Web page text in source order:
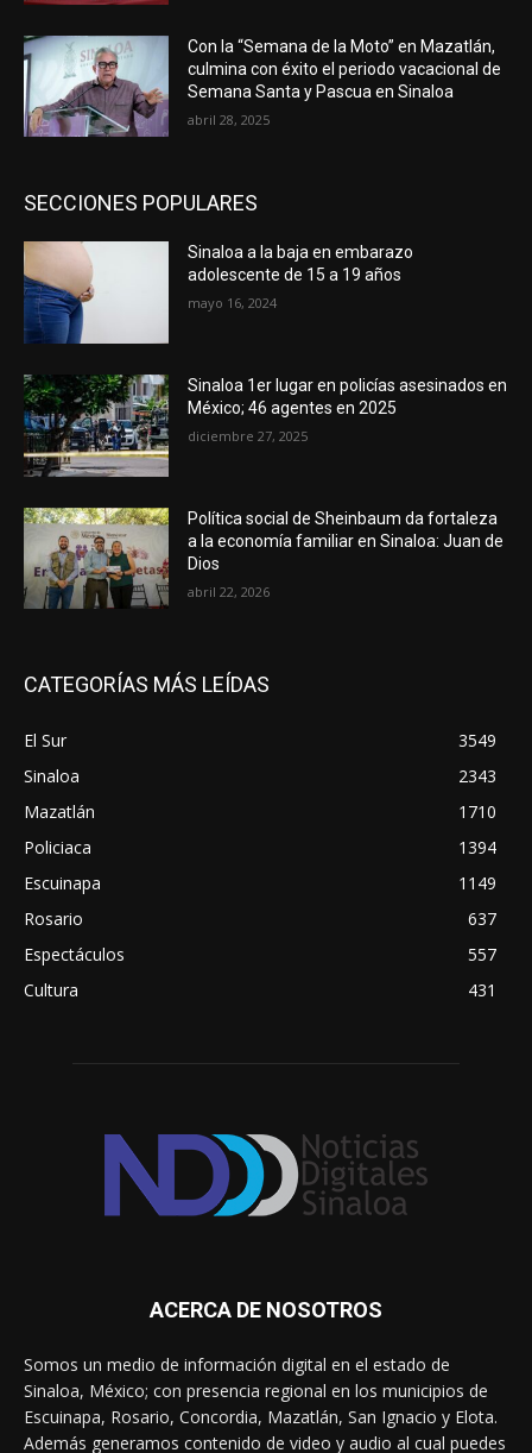
Con la “Semana de la Moto” en Mazatlán,
culmina con éxito el periodo vacacional de
Semana Santa y Pascua en Sinaloa
abril 28, 2025
SECCIONES POPULARES
Sinaloa a la baja en embarazo
adolescente de 15 a 19 años
mayo 16, 2024
Sinaloa 1er lugar en policías asesinados en
México; 46 agentes en 2025
diciembre 27, 2025
Política social de Sheinbaum da fortaleza
a la economía familiar en Sinaloa: Juan de
Dios
abril 22, 2026
CATEGORÍAS MÁS LEÍDAS
El Sur
3549
Sinaloa
2343
Mazatlán
1710
Policiaca
1394
Escuinapa
1149
Rosario
637
Espectáculos
557
Cultura
431
ACERCA DE NOSOTROS
Somos un medio de información digital en el estado de
Sinaloa, México; con presencia regional en los municipios de
Escuinapa, Rosario, Concordia, Mazatlán, San Ignacio y Elota.
Además generamos contenido de video y audio al cual puedes